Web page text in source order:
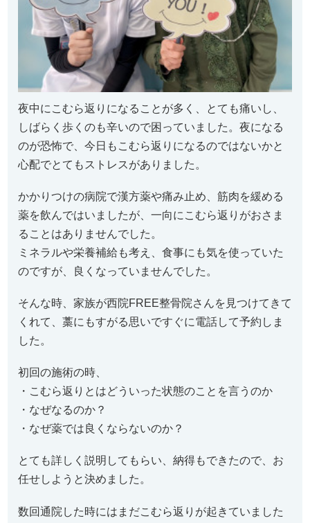
夜中にこむら返りになることが多く、とても痛いし、
しばらく歩くのも辛いので困っていました。夜になる
のが恐怖で、今日もこむら返りになるのではないかと
心配でとてもストレスがありました。
かかりつけの病院で漢方薬や痛み止め、筋肉を緩める
薬を飲んではいましたが、一向にこむら返りがおさま
ることはありませんでした。
ミネラルや栄養補給も考え、食事にも気を使っていた
のですが、良くなっていませんでした。
そんな時、家族が西院FREE整骨院さんを見つけてきて
くれて、藁にもすがる思いですぐに電話して予約しま
した。
初回の施術の時、
・こむら返りとはどういった状態のことを言うのか
・なぜなるのか？
・なぜ薬では良くならないのか？
とても詳しく説明してもらい、納得もできたので、お
任せしようと決めました。
数回通院した時にはまだこむら返りが起きていました